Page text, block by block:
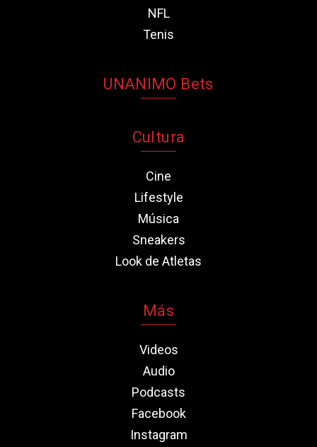
NFL
Tenis
UNANIMO Bets
Cultura
Cine
Lifestyle
Música
Sneakers
Look de Atletas
Más
Videos
Audio
Podcasts
Facebook
Instagram